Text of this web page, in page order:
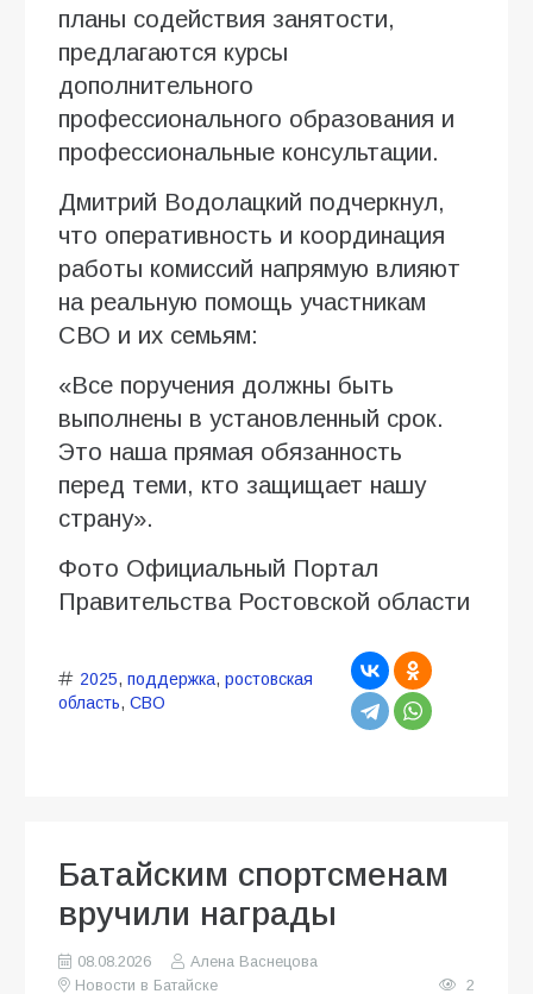
планы содействия занятости,
предлагаются курсы
дополнительного
профессионального образования и
профессиональные консультации.
Дмитрий Водолацкий подчеркнул,
что оперативность и координация
работы комиссий напрямую влияют
на реальную помощь участникам
СВО и их семьям:
«Все поручения должны быть
выполнены в установленный срок.
Это наша прямая обязанность
перед теми, кто защищает нашу
страну».
Фото Официальный Портал
Правительства Ростовской области
2025, поддержка, ростовская
область, СВО
Батайским спортсменам
вручили награды
08.08.2026
Алена Васнецова
Новости в Батайске
2